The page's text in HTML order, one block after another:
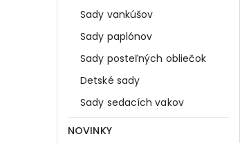
Sady vankúšov
Sady paplónov
Sady posteľných obliečok
Detské sady
Sady sedacích vakov
NOVINKY